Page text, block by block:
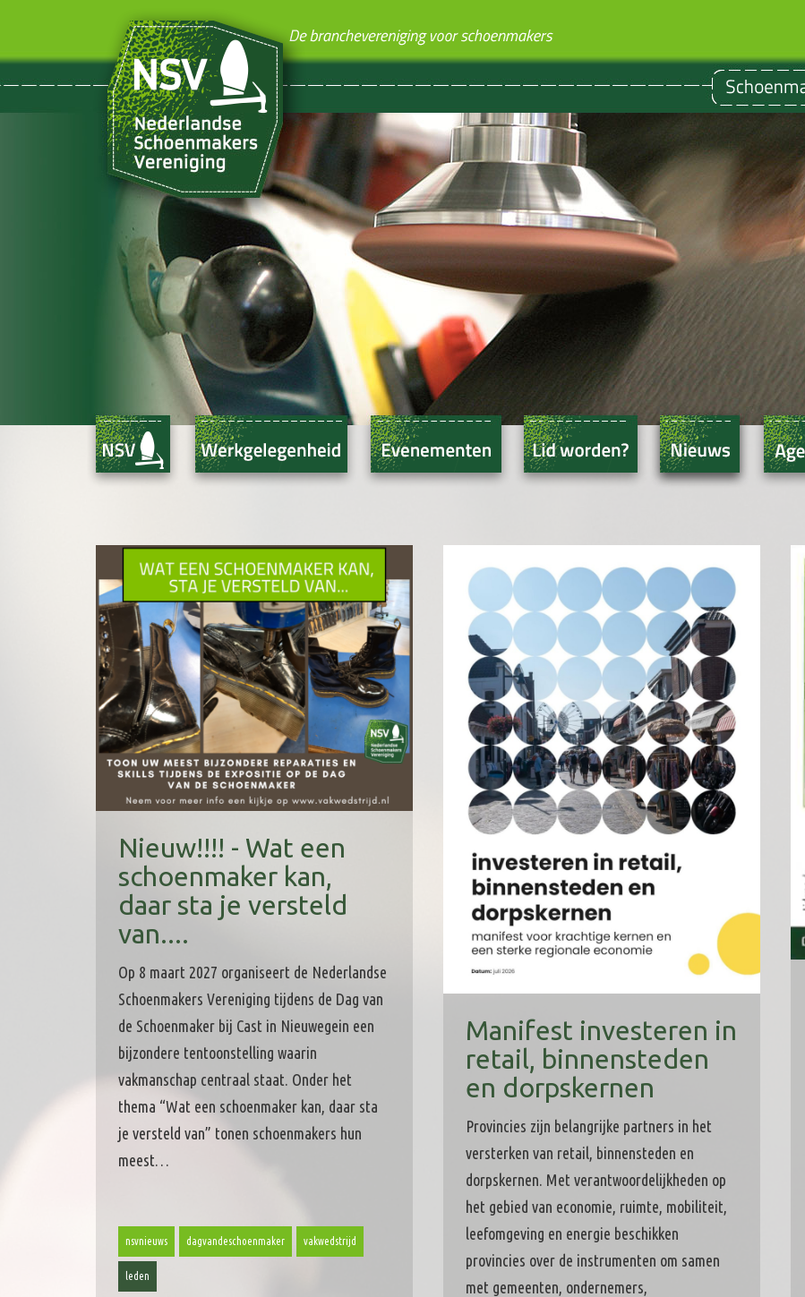
Nieuw!!!! - Wat een
schoenmaker kan,
daar sta je versteld
van....
Op 8 maart 2027 organiseert de Nederlandse
Schoenmakers Vereniging tijdens de Dag van
de Schoenmaker bij Cast in Nieuwegein een
bijzondere tentoonstelling waarin
vakmanschap centraal staat. Onder het
thema “Wat een schoenmaker kan, daar sta
je versteld van” tonen schoenmakers hun
meest…
nsvnieuws dagvandeschoenmaker vakwedstrijd
leden
Manifest investeren in
retail, binnensteden
en dorpskernen
Provincies zijn belangrijke partners in het
versterken van retail, binnensteden en
dorpskernen. Met verantwoordelijkheden op
het gebied van economie, ruimte, mobiliteit,
leefomgeving en energie beschikken
provincies over de instrumenten om samen
met gemeenten, ondernemers,